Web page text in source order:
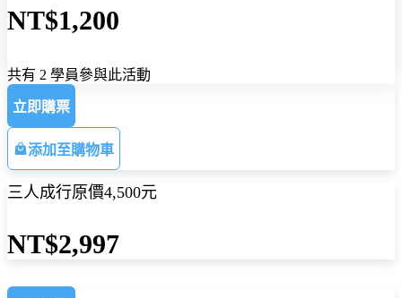
NT$1,200
共有 2 學員參與此活動
立即購票
添加至購物車
三人成行原價4,500元
NT$2,997